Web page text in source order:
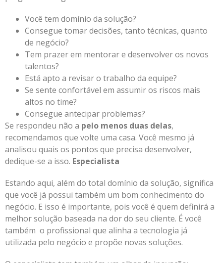
Você tem domínio da solução?
Consegue tomar decisões, tanto técnicas, quanto
de negócio?
Tem prazer em mentorar e desenvolver os novos
talentos?
Está apto a revisar o trabalho da equipe?
Se sente confortável em assumir os riscos mais
altos no time?
Consegue antecipar problemas?
Se respondeu não a pelo menos duas delas,
recomendamos que volte uma casa. Você mesmo já
analisou quais os pontos que precisa desenvolver,
dedique-se a isso. Especialista
Estando aqui, além do total domínio da solução, significa
que você já possui também um bom conhecimento do
negócio. E isso é importante, pois você é quem definirá a
melhor solução baseada na dor do seu cliente. É você
também o profissional que alinha a tecnologia já
utilizada pelo negócio e propõe novas soluções.